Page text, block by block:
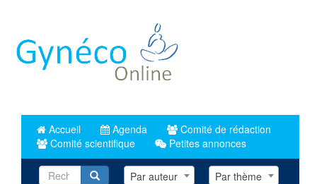
principal
Accueil Agenda
Comité de rédaction
Comité scientifique
Petites annonces
RecherchePar auteur Par thème